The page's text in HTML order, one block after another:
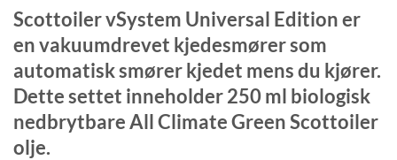
Scottoiler vSystem Universal Edition er
en vakuumdrevet kjedesmører som
automatisk smører kjedet mens du kjører.
Dette settet inneholder 250 ml biologisk
nedbrytbare All Climate Green Scottoiler
olje.